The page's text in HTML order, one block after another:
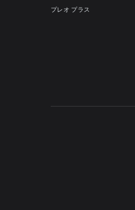
プレオ プラス